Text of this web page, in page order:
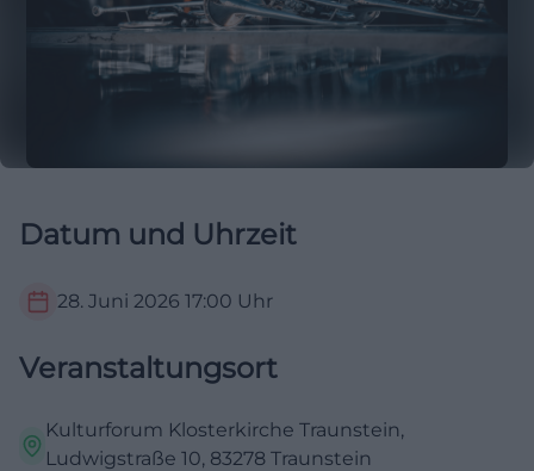
Datum und Uhrzeit
28. Juni 2026 17:00 Uhr
Veranstaltungsort
Kulturforum Klosterkirche Traunstein,
Ludwigstraße 10, 83278 Traunstein